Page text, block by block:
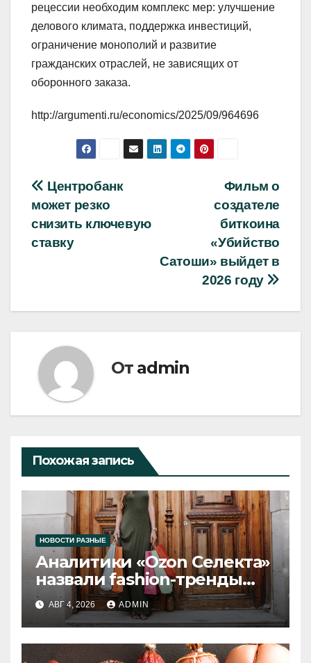
рецессии необходим комплекс мер: улучшение
делового климата, поддержка инвестиций,
ограничение монополий и развитие
гражданских отраслей, не зависящих от
оборонного заказа.
http://argumenti.ru/economics/2025/09/964696
Навигация
по
записям
Фильм о
создателе
биткоина
«Убийство
Сатоши» выйдет в
2026 году
Центробанк
может резко
снизить ключевую
ставку
От admin
Похожая запись
НОВОСТИ РАЗНЫЕ
Аналитики «Ozon Селекта»
назвали fashion-тренды
2026 года
АВГ 4, 2026 ADMIN